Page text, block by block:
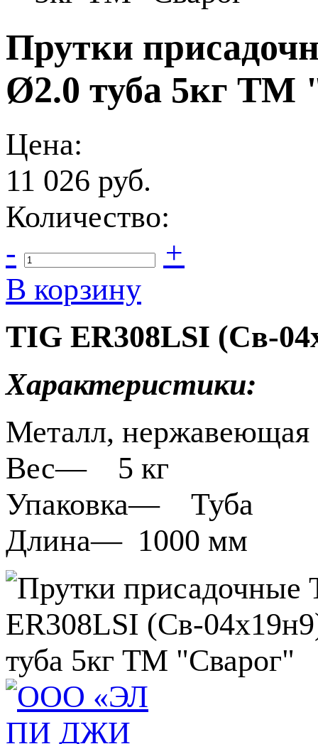
Прутки
Ø2.0 туба 5кг ТМ
Цена:
11 026 руб.
Количество:
-
+
В корзину
TIG ER308LSI (Св-
Характеристики:
Металл, нержавеющая
Вес— 5 кг
Упаковка— Туба
Длина— 1000 мм